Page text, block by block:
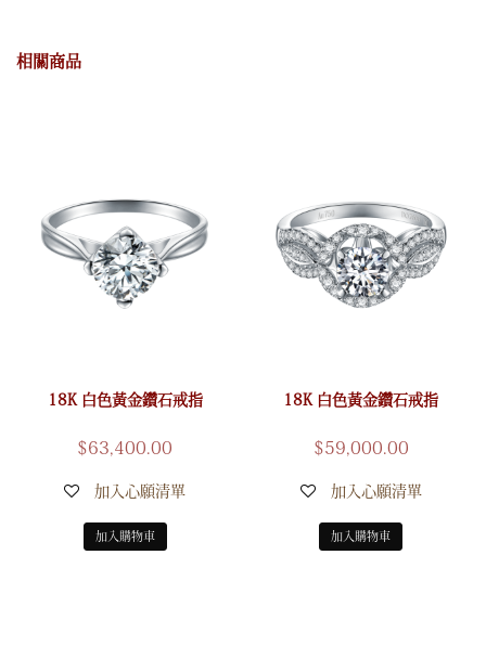
相關商品
18K 白色黃金鑽石戒指
$63,400.00
加入心願清單
加入購物車
18K 白色黃金鑽石戒指
$59,000.00
加入心願清單
加入購物車